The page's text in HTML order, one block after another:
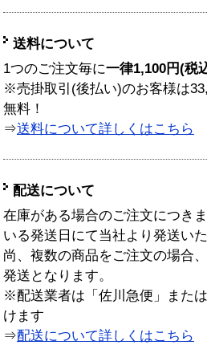
送料について
1つのご注文毎に一律1,100円(税
※売掛取引(後払い)のお客様は
無料！
⇒送料について詳しくはこちら
配送について
在庫がある場合のご注文につき
いる発送日にて当社より発送い
尚、複数の商品をご注文の場合
発送となります。
※配送業者は「佐川急便」また
けます
⇒配送について詳しくはこちら